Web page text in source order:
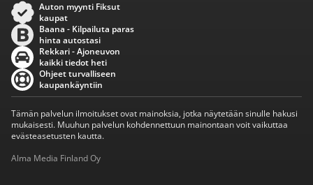
Auton myynti Fiksut
kaupat
Baana - Kilpailuta paras
hinta autostasi
Rekkari - Ajoneuvon
kaikki tiedot heti
Ohjeet turvalliseen
kaupankäyntiin
Tämän palvelun ilmoitukset ovat mainoksia, jotka näytetään sinulle hakusi
mukaisesti. Muuhun palvelun kohdennettuun mainontaan voit vaikuttaa
evästeasetusten kautta.
Alma Media Finland Oy